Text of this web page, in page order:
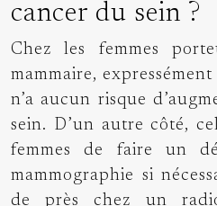
cancer du sein ?
Chez les femmes
mammaire,
n’a aucun risque
sein. D’un autre côté,
femmes de faire un
mammographie si
de près chez un